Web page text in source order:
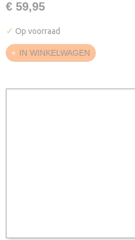
€ 59,95
✓ Op voorraad
IN WINKELWAGEN